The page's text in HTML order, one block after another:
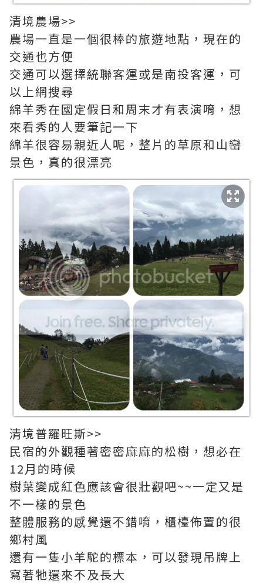
清境農場>>
農場一直是一個很棒的旅遊地點，現在的
交通也方便
交通可以選擇統聯客運或是南投客運，可
以上網搜尋
綿羊秀在國定假日和周末才有表演唷，想
來看秀的人要筆記一下
綿羊很容易親近人呢，整片的草原和山巒
景色，真的很漂亮
清境普羅旺斯>>
民宿的外觀種著密密麻麻的松樹，想必在
12月的時候
樹葉變成紅色應該會很壯觀吧~~一定又是
不一樣的景色
整體服務的感覺還不錯唷，櫃檯佈置的很
鄉村風
還有一隻小羊駝的標本，可以發現吊牌上
寫著牠還來不及長大